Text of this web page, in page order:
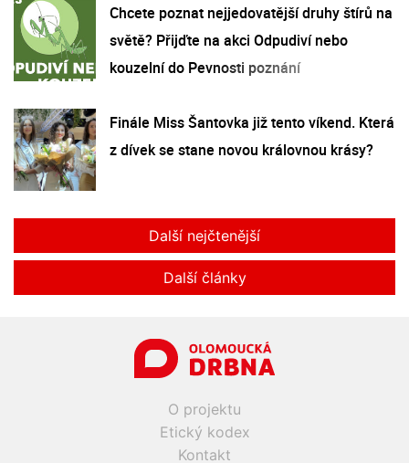
Chcete poznat nejjedovatější druhy štírů na
světě? Přijďte na akci Odpudiví nebo
kouzelní do Pevnosti poznání
Finále Miss Šantovka již tento víkend. Která
z dívek se stane novou královnou krásy?
Další nejčtenější
Další články
O projektu
Etický kodex
Kontakt